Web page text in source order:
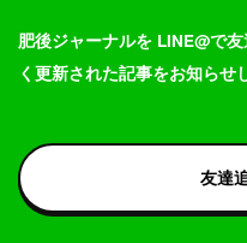
肥後ジャーナルを LINE@で
く更新された記事をお知らせ
友達